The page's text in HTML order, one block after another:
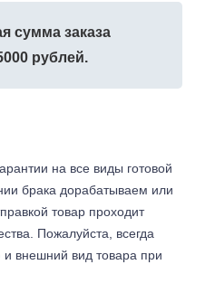
сумма заказа
рублей.
на все виды готовой
брака дорабатываем или
товар проходит
Пожалуйста, всегда
внешний вид товара при